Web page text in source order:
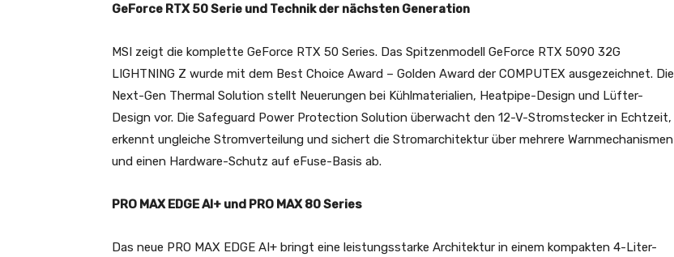
GeForce RTX 50 Serie und Technik der nächsten Generation
MSI zeigt die komplette GeForce RTX 50 Series. Das Spitzenmodell GeForce RTX 5090 32G
LIGHTNING Z wurde mit dem Best Choice Award – Golden Award der COMPUTEX ausgezeichnet. Die
Next-Gen Thermal Solution stellt Neuerungen bei Kühlmaterialien, Heatpipe-Design und Lüfter-
Design vor. Die Safeguard Power Protection Solution überwacht den 12-V-Stromstecker in Echtzeit,
erkennt ungleiche Stromverteilung und sichert die Stromarchitektur über mehrere Warnmechanismen
und einen Hardware-Schutz auf eFuse-Basis ab.
PRO MAX EDGE AI+ und PRO MAX 80 Series
Das neue PRO MAX EDGE AI+ bringt eine leistungsstarke Architektur in einem kompakten 4-Liter-